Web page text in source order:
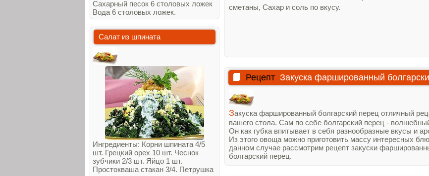
сметаны, Сахар и соль по вкусу.
Рецепт Закуска фаршированный
Закуска фаршированный болгарский перец отличный
вашего стола. Сам по себе болгарский перец -
Он как губка впитывает в себя разнообразные вкусы и
Из этого овоща можно приготовить массу интересных
данном случае рассмотрим рецепт закуски
болгарский перец.
Сахарный песок 6 столовых ложек
Вода 6 столовых ложек.
Салат из шпината
Ингредиенты: Корни шпината 4/5
шт. Грецкий орех 10 шт. Чеснок
зубчики 2/3 шт. Яйцо 1 шт.
Простокваша стакан 3/4. Петрушка